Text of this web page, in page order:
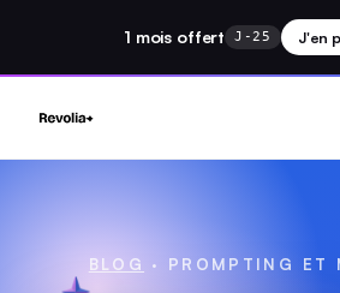
1 mois offert J-25 J'en
BLOG · PROMPTING ET